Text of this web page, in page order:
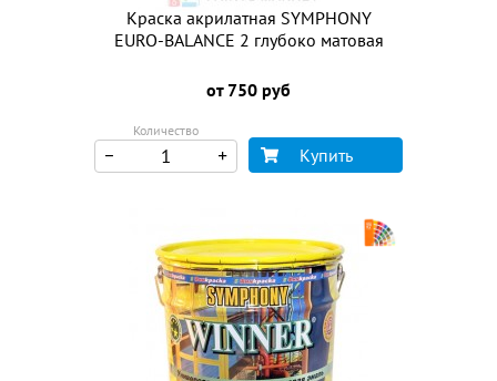
Краска акрилатная SYMPHONY
EURO-BALANCE 2 глубоко матовая
от 750 руб
Количество
Купить